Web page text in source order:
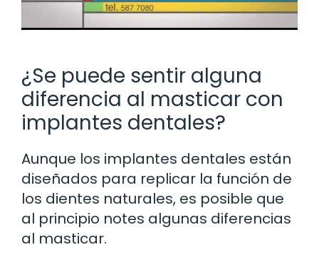
¿Se puede sentir alguna
diferencia al masticar con
implantes dentales?
Aunque los implantes dentales están
diseñados para replicar la función de
los dientes naturales, es posible que
al principio notes algunas diferencias
al masticar.